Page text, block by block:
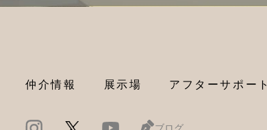
仲介情報 展示場 アフターサポート